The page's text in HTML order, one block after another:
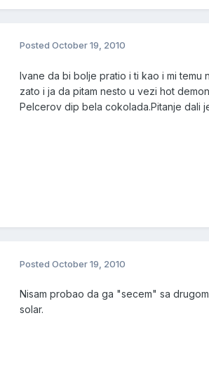
Posted October 19, 2010
Ivane da bi bolje pratio i ti kao i mi temu
zato i ja da pitam nesto u vezi hot
Pelcerov dip bela cokolada.Pitanje dali
Posted October 19, 2010
Nisam probao da ga "secem" sa
solar.